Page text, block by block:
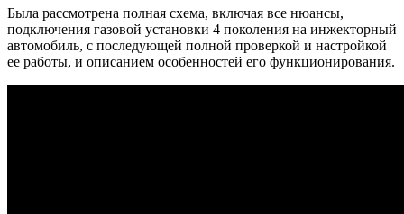
Была рассмотрена полная схема, включая все нюансы,
подключения газовой установки 4 поколения на инжекторный
автомобиль, с последующей полной проверкой и настройкой
ее работы, и описанием особенностей его функционирования.